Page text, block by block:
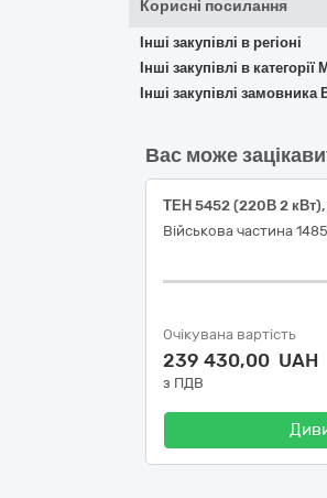
Корисні посилання
Інші закупівлі в регіоні
Інші закупівлі в
Інші закупівлі
Вас може
Військова частина 1485
Очікувана вартість
239 430,00 UAH
з ПДВ